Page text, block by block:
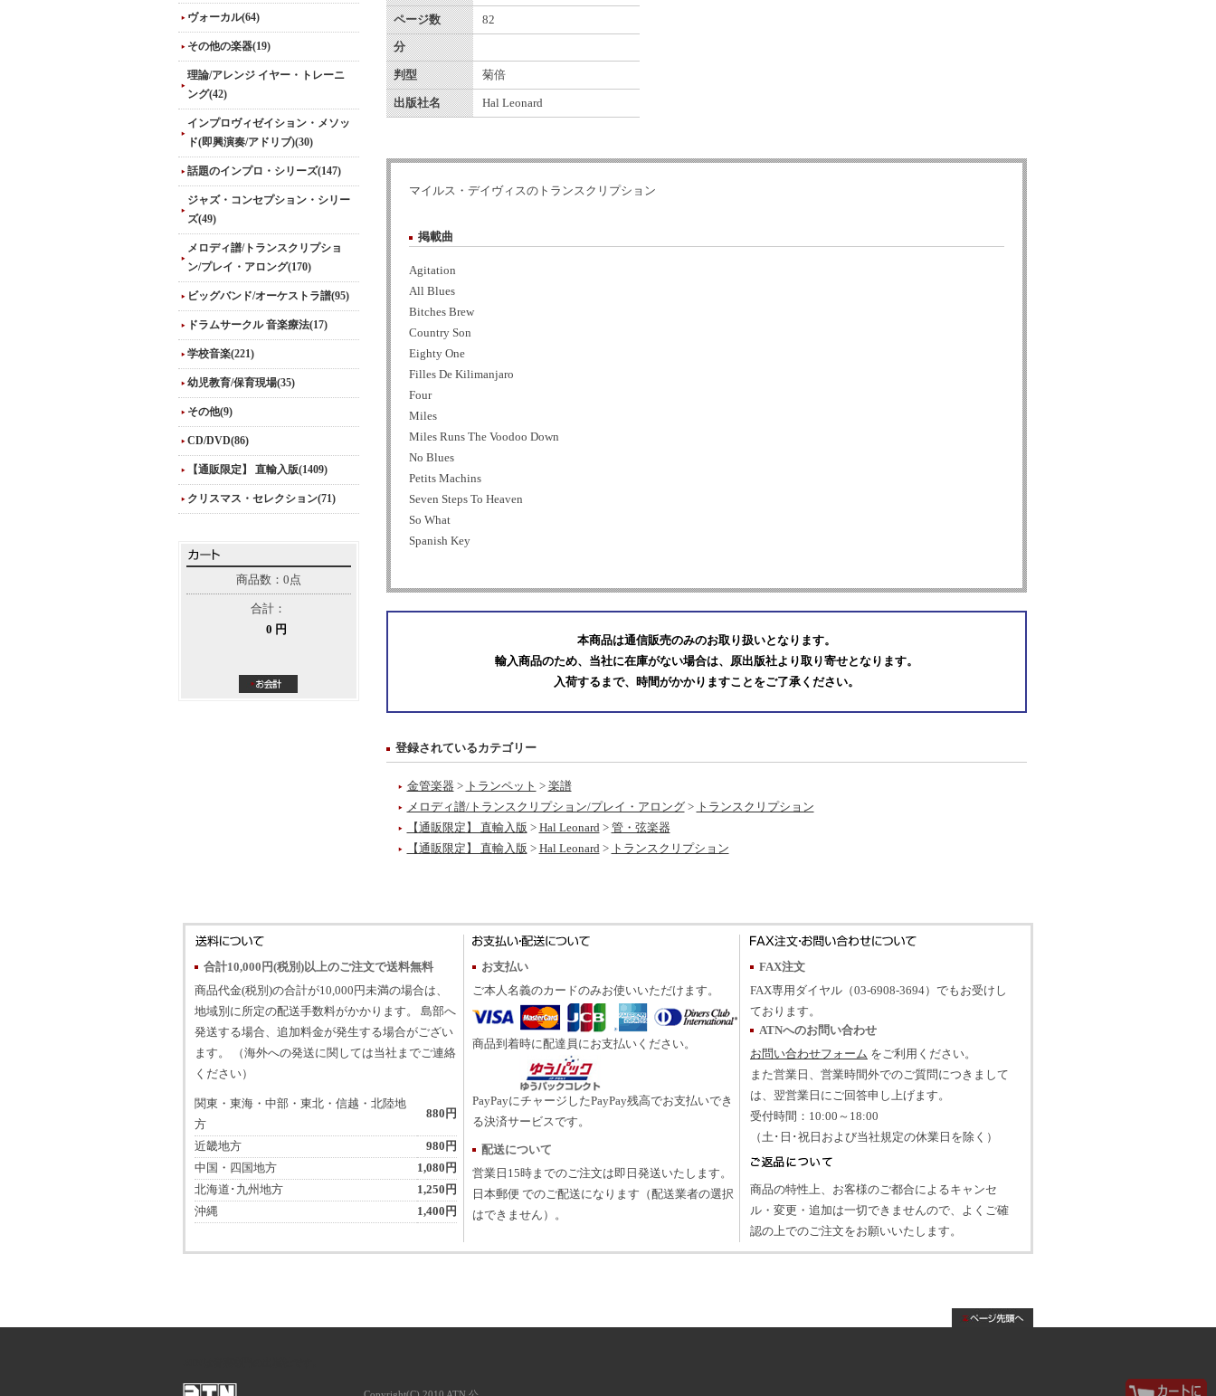
ヴォーカル(64)
その他の楽器(19)
理論/アレンジ イヤー・トレーニ
ング(42)
インプロヴィゼイション・メソッ
ド(即興演奏/アドリブ)(30)
話題のインプロ・シリーズ(147)
ジャズ・コンセプション・シリー
ズ(49)
メロディ譜/トランスクリプショ
ン/プレイ・アロング(170)
ビッグバンド/オーケストラ譜(95)
ドラムサークル 音楽療法(17)
学校音楽(221)
幼児教育/保育現場(35)
その他(9)
CD/DVD(86)
【通販限定】 直輸入版(1409)
クリスマス・セレクション(71)
商品数：0点
合計：
0 円
ページ数 82
分
判型 菊倍
出版社名 Hal Leonard
マイルス・デイヴィスのトランスクリプション
掲載曲
Agitation
All Blues
Bitches Brew
Country Son
Eighty One
Filles De Kilimanjaro
Four
Miles
Miles Runs The Voodoo Down
No Blues
Petits Machins
Seven Steps To Heaven
So What
Spanish Key
本商品は通信販売のみのお取り扱いとなります。
輸入商品のため、当社に在庫がない場合は、原出版社より取り寄せとなります。
入荷するまで、時間がかかりますことをご了承ください。
登録されているカテゴリー
金管楽器 > トランペット > 楽譜
メロディ譜/トランスクリプション/プレイ・アロング>
トランスクリプション
【通販限定】 直輸入版 > Hal Leonard> 管・弦楽器
【通販限定】 直輸入版 > Hal Leonard> トランスクリプション
合計10,000円(税別)以上のご注文で送料無料
商品代金(税別)の合計が10,000円未満の場合は、
地域別に所定の配送手数料がかかります。 島部へ
発送する場合、追加料金が発生する場合がござい
ます。 （海外への発送に関しては当社までご連絡
ください）
関東・東海・中部・東北・信越・北陸地
方
880円
近畿地方
980円
中国・四国地方
1,080円
北海道･九州地方
1,250円
沖縄
1,400円
お支払い
ご本人名義のカードのみお使いいただけます。
商品到着時に配達員にお支払いください。
PayPayにチャージしたPayPay残高でお支払いでき
る決済サービスです。
配送について
営業日15時までのご注文は即日発送いたします。
日本郵便 でのご配送になります（配送業者の選択
はできません）。
FAX注文
FAX専用ダイヤル（03-6908-3694）でもお受けし
ております。
ATNへのお問い合わせ
お問い合わせフォーム をご利用ください。
また営業日、営業時間外でのご質問につきまして
は、翌営業日にご回答申し上げます。
受付時間：10:00～18:00
（土･日･祝日および当社規定の休業日を除く）
商品の特性上、お客様のご都合によるキャンセ
ル・変更・追加は一切できませんので、よくご確
認の上でのご注文をお願いいたします。